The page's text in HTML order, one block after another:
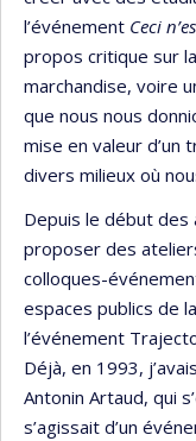
l’événement Ceci
propos critique sur
marchandise, voire
que nous nous
mise en valeur d’un
divers milieux où
Depuis le début des
proposer des
colloques-
espaces publics de
l’événement
Déjà, en 1993,
Antonin Artaud, qui
s’agissait d’un